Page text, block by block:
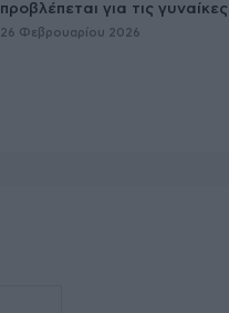
προβλέπεται για τις γυναίκες
26 Φεβρουαρίου 2026